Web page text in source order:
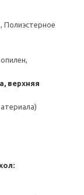
Полиэстерное
верхняя